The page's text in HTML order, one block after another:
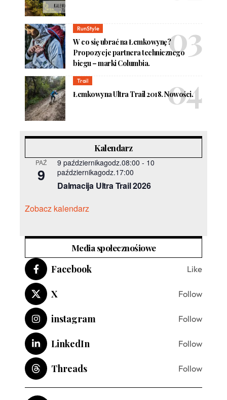
RunStyle
W co się ubrać na Łemkowynę?
Propozycje partnera technicznego
biegu – marki Columbia.
Trail
Łemkowyna Ultra Trail 2018. Nowości.
Kalendarz
PAŹ
9
9 październikagodz.08:00 - 10
październikagodz.17:00
Dalmacija Ultra Trail 2026
Zobacz kalendarz
Media społecznośiowe
Facebook Like
X Follow
instagram Follow
LinkedIn Follow
Threads Follow